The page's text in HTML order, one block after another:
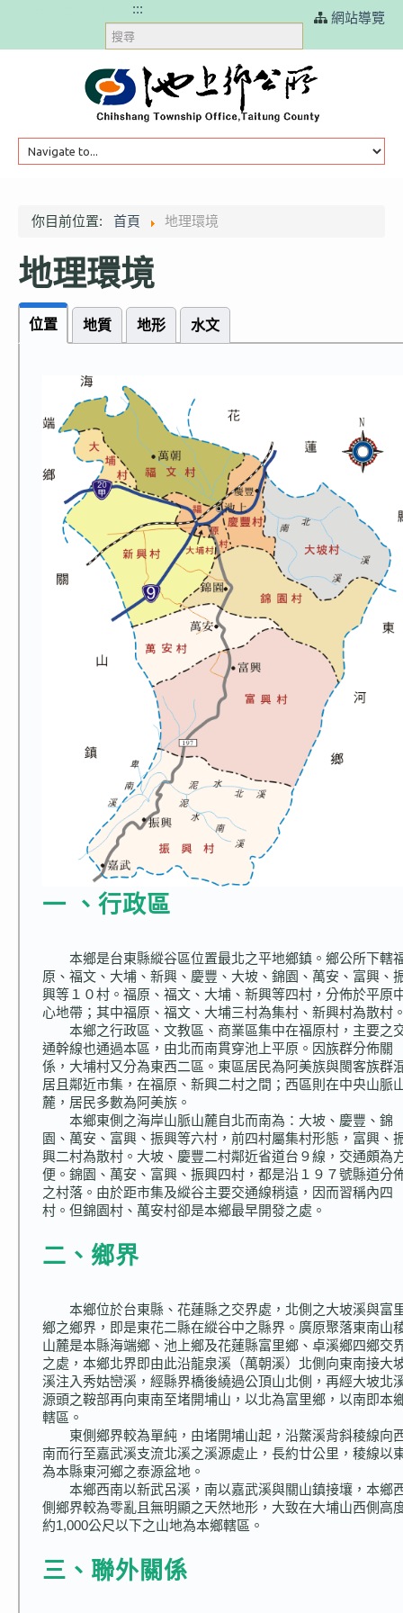
:::
網站導覽
搜
尋
訊息公告
公所介紹
觀光導覽
你目前位置: 首頁 地理環境
地理環境
位置 地質 地形 水文
一 、行政區
本鄉是台東縣縱谷區位置最北之平地鄉鎮。鄉公所下轄
原、福文、大埔、新興、慶豐、大坡、錦園、萬安、富興、
興等１０村。福原、福文、大埔、新興等四村，分佈於平原
心地帶；其中福原、福文、大埔三村為集村、新興村為散村
本鄉之行政區、文教區、商業區集中在福原村，主要之
通幹線也通過本區，由北而南貫穿池上平原。因族群分佈關
係，大埔村又分為東西二區。東區居民為阿美族與閩客族群
居且鄰近市集，在福原、新興二村之間；西區則在中央山脈
麓，居民多數為阿美族。
本鄉東側之海岸山脈山麓自北而南為：大坡、慶豐、錦
園、萬安、富興、振興等六村，前四村屬集村形態，富興、
興二村為散村。大坡、慶豐二村鄰近省道台９線，交通頗為
便。錦園、萬安、富興、振興四村，都是沿１９７號縣道分
之村落。由於距市集及縱谷主要交通線稍遠，因而習稱內四
村。但錦園村、萬安村卻是本鄉最早開發之處。
二、鄉界
本鄉位於台東縣、花蓮縣之交界處，北側之大坡溪與富
鄉之鄉界，即是東花二縣在縱谷中之縣界。廣原聚落東南山
山麓是本縣海端鄉、池上鄉及花蓮縣富里鄉、卓溪鄉四鄉交
之處，本鄉北界即由此沿龍泉溪（萬朝溪）北側向東南接大
溪注入秀姑巒溪，經縣界橋後繞過公頂山北側，再經大坡北
源頭之鞍部再向東南至堵開埔山，以北為富里鄉，以南即本
轄區。
東側鄉界較為單純，由堵開埔山起，沿鱉溪背斜稜線向
南而行至嘉武溪支流北溪之溪源處止，長約廿公里，稜線以
為本縣東河鄉之泰源盆地。
本鄉西南以新武呂溪，南以嘉武溪與關山鎮接壤，本鄉
側鄉界較為零亂且無明顯之天然地形，大致在大埔山西側高
約1,000公尺以下之山地為本鄉轄區。
三、聯外關係